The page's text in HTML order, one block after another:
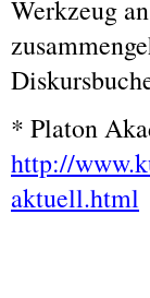
Werkzeug
* Platon
http://
aktuell.html